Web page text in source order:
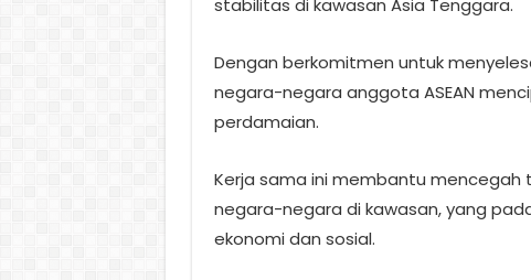
stabilitas di kawasan Asia Tenggara.
Dengan berkomitmen untuk
negara-negara anggota ASEAN
perdamaian.
Kerja sama ini membantu mencegah
negara-negara di kawasan, yang
ekonomi dan sosial.